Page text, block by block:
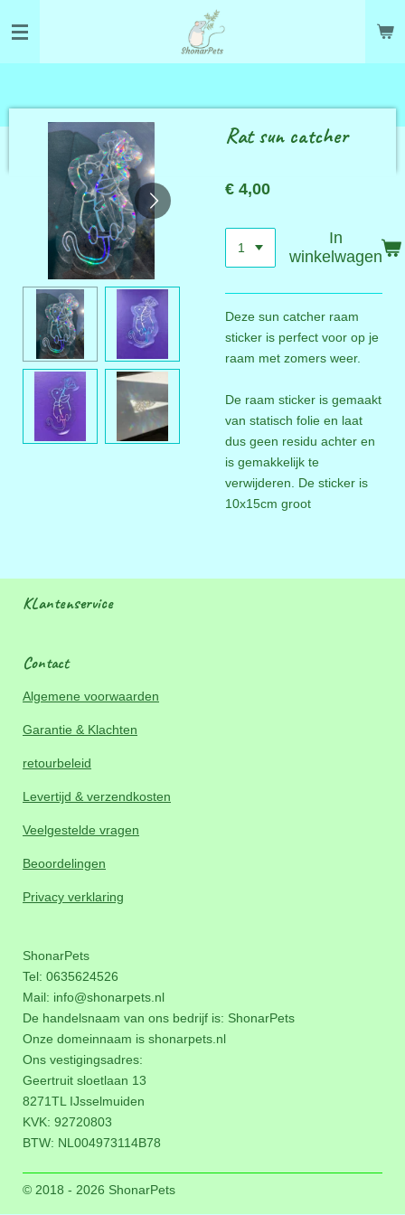
direct
Rat sun catcher
€ 4,00
In
winkelwagen
Deze sun catcher raam
sticker is perfect voor op je
raam met zomers weer.
De raam sticker is gemaakt
van statisch folie en laat
dus geen residu achter en
is gemakkelijk te
verwijderen. De sticker is
10x15cm groot
KLantenservice
Contact
Algemene voorwaarden
Garantie & Klachten
retourbeleid
Levertijd & verzendkosten
Veelgestelde vragen
Beoordelingen
Privacy verklaring
ShonarPets
Tel: 0635624526
Mail: info@shonarpets.nl
De handelsnaam van ons bedrijf is: ShonarPets
Onze domeinnaam is shonarpets.nl
Ons vestigingsadres:
Geertruit sloetlaan 13
8271TL IJsselmuiden
KVK: 92720803
BTW: NL004973114B78
© 2018 - 2026 ShonarPets